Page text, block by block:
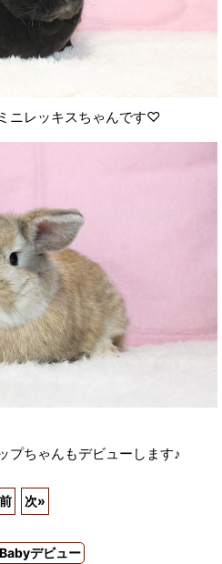
ニレッキスちゃんです♡
プちゃんもデビューします♪
前 次»
デビュー